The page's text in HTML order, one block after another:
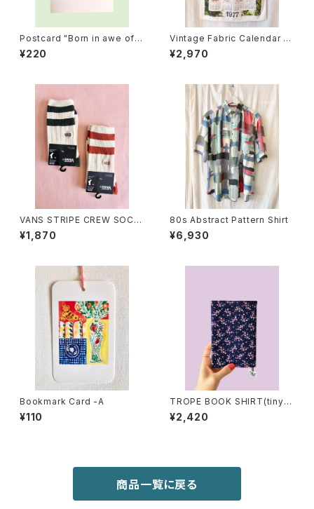
Postcard "Born in awe of E
arth's nature."
¥220
Vintage Fabric Calendar 19
77
¥2,970
VANS STRIPE CREW SOCK
S
¥1,870
80s Abstract Pattern Shirt
¥6,930
Bookmark Card -A
¥110
TROPE BOOK SHIRT(tiny b
lossom)
¥2,420
商品一覧に戻る